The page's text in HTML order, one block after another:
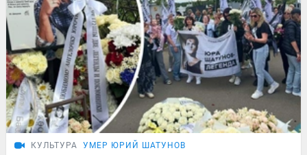
КУЛЬТУРА УМЕР ЮРИЙ ШАТУНОВ